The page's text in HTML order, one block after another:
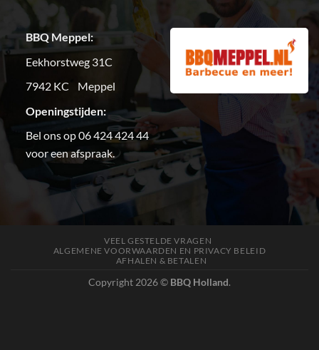
BBQ Meppel:
Eekhorstweg 31C
7942 KC Meppel
Openingstijden:
Bel ons op 06 424 424 44
voor een afspraak.
VEEL GESTELDE VRAGEN
ALGEMENE VOORWAARDEN EN PRIVACY BELEID
AFHALEN & BETALEN
Copyright 2026 © BBQ Holland.